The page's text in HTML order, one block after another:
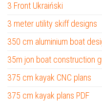
3 Front Ukraiński
3 meter utility skiff designs
350 cm aluminium boat
35m jon boat construction
375 cm kayak CNC plans
375 cm kayak plans PDF